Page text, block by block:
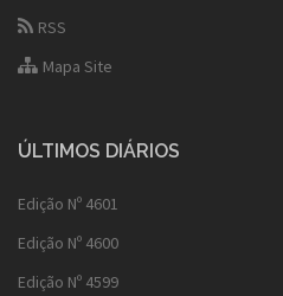
RSS
Mapa Site
ÚLTIMOS DIÁRIOS
Edição Nº 4601
Edição Nº 4600
Edição Nº 4599